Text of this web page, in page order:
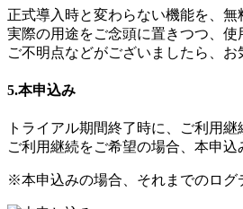
正式導入時と変わらない機能を、無
実際の用途をご念頭に置きつつ、使
ご不明点などがございましたら、お
5.本申込み
トライアル期間終了時に、ご利用
ご利用継続をご希望の場合、本申込
※本申込みの場合、それまでのログ